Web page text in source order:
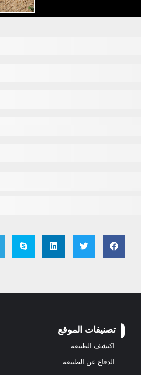
تصنيفات الموقع
اكتشف الطبيعة
الدفاع عن الطبيعة